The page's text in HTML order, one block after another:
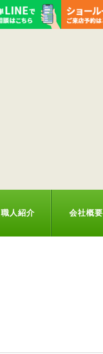
職人紹介 会社概要